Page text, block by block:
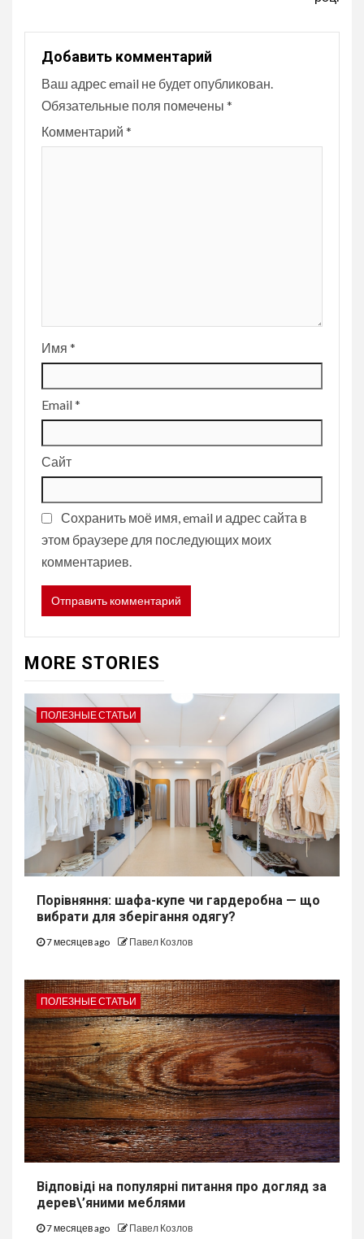
Добавить комментарий
Ваш адрес email не будет опубликован.
Обязательные поля помечены *
Комментарий *
Имя *
Email*
Сайт
Сохранить моё имя, email и адрес сайта в
этом браузере для последующих моих
комментариев.
MORE STORIES
ПОЛЕЗНЫЕ СТАТЬИ
Порівняння: шафа-купе чи гардеробна — що
вибрати для зберігання одягу?
7 месяцев ago Павел Козлов
ПОЛЕЗНЫЕ СТАТЬИ
Відповіді на популярні питання про догляд за
дерев\’яними меблями
7 месяцев ago Павел Козлов